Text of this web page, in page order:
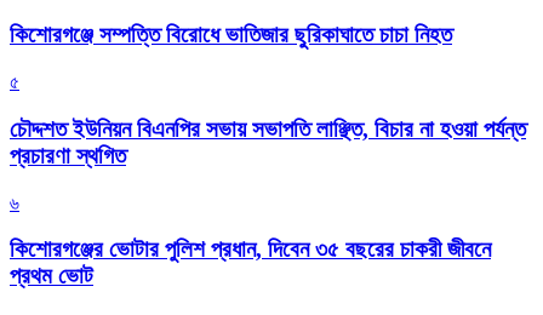
কিশোরগঞ্জে সম্পত্তি বিরোধে ভাতিজার ছুরিকাঘাতে চাচা নিহত
৫
চৌদ্দশত ইউনিয়ন বিএনপির সভায় সভাপতি লাঞ্ছিত, বিচার না হওয়া পর্যন্ত
প্রচারণা স্থগিত
৬
কিশোরগঞ্জের ভোটার পুলিশ প্রধান, দিবেন ৩৫ বছরের চাকরী জীবনে
প্রথম ভোট